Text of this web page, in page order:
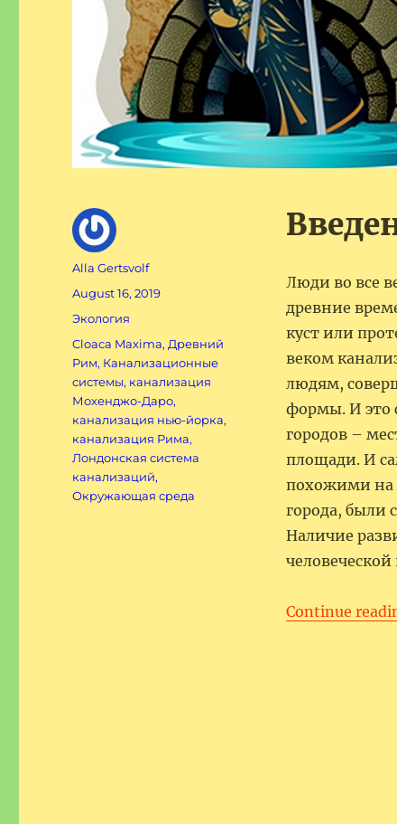
Люди во все
древние
куст или
веком
людям,
формы. И это
городов –
площади. И
похожими на
города, были
Наличие
Continue
Author
Alla Gertsvolf
Posted
on
August 16, 2019
Categories
Экология
Tags
Cloaca Maxima, Древний
Рим, Канализационные
системы, канализация
Мохенджо-Даро,
канализация нью-йорка,
канализация Рима,
Лондонская система
канализаций,
Окружающая среда